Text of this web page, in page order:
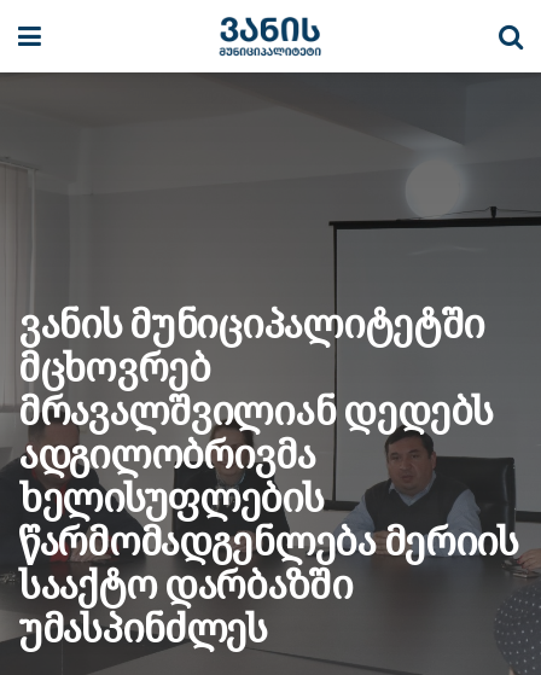
ვანის მუნიციპალიტეტში
მცხოვრებ
მრავალშვილიან დედებს
ადგილობრივმა
ხელისუფლების
წარმომადგენლება მერიის
სააქტო დარბაზში
უმასპინძლეს